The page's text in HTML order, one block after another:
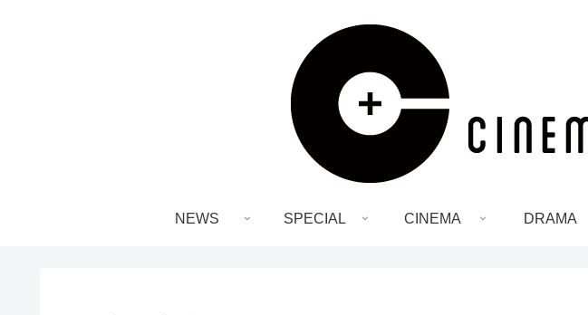
NEWS SPECIAL CINEMA DRAMA